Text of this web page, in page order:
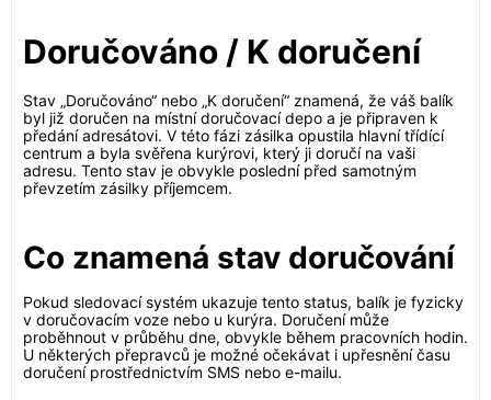
Doručováno / K doručení
Stav „Doručováno“ nebo „K doručení“ znamená, že váš balík
byl již doručen na místní doručovací depo a je připraven k
předání adresátovi. V této fázi zásilka opustila hlavní třídící
centrum a byla svěřena kurýrovi, který ji doručí na vaši
adresu. Tento stav je obvykle poslední před samotným
převzetím zásilky příjemcem.
Co znamená stav doručování
Pokud sledovací systém ukazuje tento status, balík je fyzicky
v doručovacím voze nebo u kurýra. Doručení může
proběhnout v průběhu dne, obvykle během pracovních hodin.
U některých přepravců je možné očekávat i upřesnění času
doručení prostřednictvím SMS nebo e-mailu.